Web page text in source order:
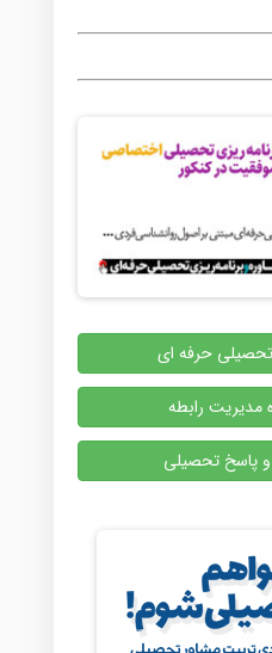
حرفه ای
مدیریت رابطه
پاسخ تحصیلی